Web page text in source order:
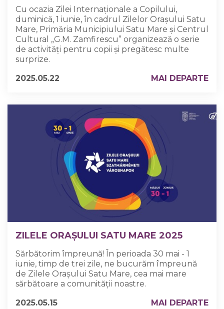
Cu ocazia Zilei Internaționale a Copilului,
duminică, 1 iunie, în cadrul Zilelor Orașului Satu
Mare, Primăria Municipiului Satu Mare și Centrul
Cultural „G.M. Zamfirescu” organizează o serie
de activități pentru copii și pregătesc multe
surprize.
2025.05.22
MAI DEPARTE
ZILELE ORAȘULUI SATU MARE 2025
Sărbătorim împreună! În perioada 30 mai - 1
iunie, timp de trei zile, ne bucurăm împreună
de Zilele Orașului Satu Mare, cea mai mare
sărbătoare a comunității noastre.
2025.05.15
MAI DEPARTE